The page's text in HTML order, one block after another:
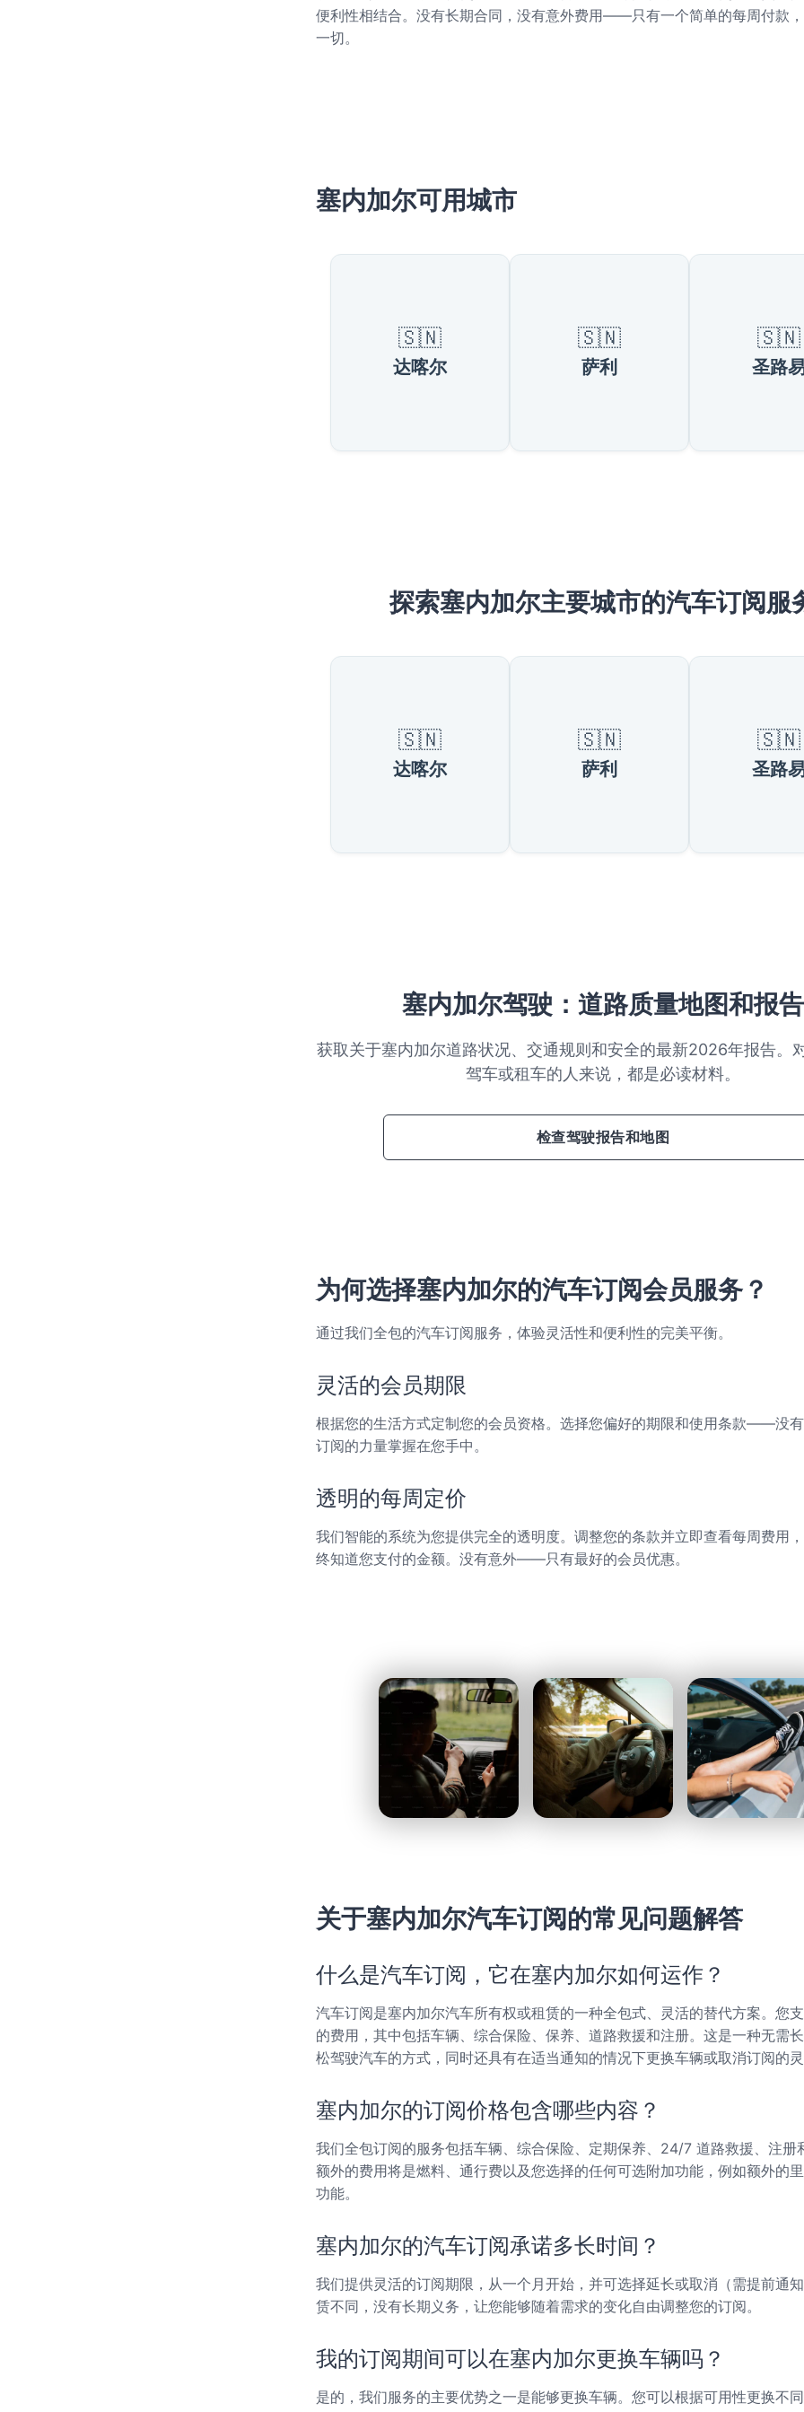
便利性相结合。没有长期合同，没有意外费用——只有一个简单的每周付款
一切。
塞内加尔可用城市
🇸🇳
达喀尔
🇸🇳
萨利
🇸🇳
圣路
探索塞内加尔主要城市的汽车订阅服
🇸🇳
达喀尔
🇸🇳
萨利
🇸🇳
圣路
塞内加尔驾驶：道路质量地图和报告
获取关于塞内加尔道路状况、交通规则和安全的最新2026年报告。
驾车或租车的人来说，都是必读材料。
检查驾驶报告和地图
为何选择塞内加尔的汽车订阅会员服务？
通过我们全包的汽车订阅服务，体验灵活性和便利性的完美平衡。
灵活的会员期限
根据您的生活方式定制您的会员资格。选择您偏好的期限和使用条款——没有
订阅的力量掌握在您手中。
透明的每周定价
我们智能的系统为您提供完全的透明度。调整您的条款并立即查看每周费用
终知道您支付的金额。没有意外——只有最好的会员优惠。
关于塞内加尔汽车订阅的常见问题解答
什么是汽车订阅，它在塞内加尔如何运作？
汽车订阅是塞内加尔汽车所有权或租赁的一种全包式、灵活的替代方案。您
的费用，其中包括车辆、综合保险、保养、道路救援和注册。这是一种无需
松驾驶汽车的方式，同时还具有在适当通知的情况下更换车辆或取消订阅的灵
塞内加尔的订阅价格包含哪些内容？
我们全包订阅的服务包括车辆、综合保险、定期保养、24/7 道路救援、注册
额外的费用将是燃料、通行费以及您选择的任何可选附加功能，例如额外的
功能。
塞内加尔的汽车订阅承诺多长时间？
我们提供灵活的订阅期限，从一个月开始，并可选择延长或取消（需提前通
赁不同，没有长期义务，让您能够随着需求的变化自由调整您的订阅。
我的订阅期间可以在塞内加尔更换车辆吗？
是的，我们服务的主要优势之一是能够更换车辆。您可以根据可用性更换不